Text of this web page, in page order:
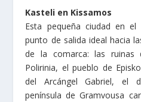
Kasteli en Kissamos
Esta pequeña ciudad en
punto de salida ideal hacia
de la comarca: las ruinas
Polirinia, el pueblo de
del Arcángel Gabriel, el
península de Gramvousa